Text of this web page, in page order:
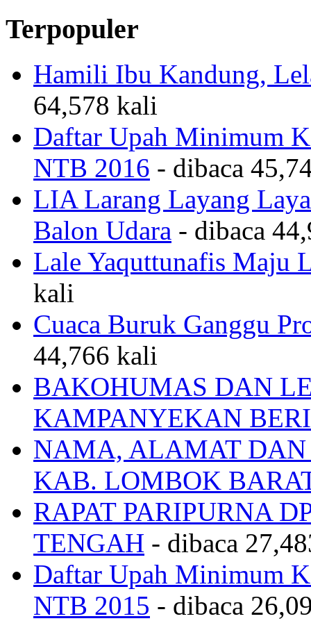
Terpopuler
Hamili Ibu Kandung,
64,578 kali
Daftar Upah Minimum
NTB 2016 - dibaca
LIA Larang Layang
Balon Udara - dibaca
Lale Yaquttunafis Maju
kali
Cuaca Buruk Ganggu
44,766 kali
BAKOHUMAS DAN
KAMPANYEKAN
NAMA, ALAMAT DAN
KAB. LOMBOK
RAPAT PARIPURNA
TENGAH - dibaca
Daftar Upah Minimum
NTB 2015 - dibaca